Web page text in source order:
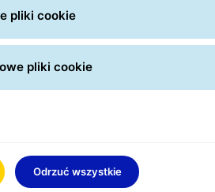
otworzy się grafika w nowym
jako.
pliki cookie
pliki cookie
Odrzuć wszystkie